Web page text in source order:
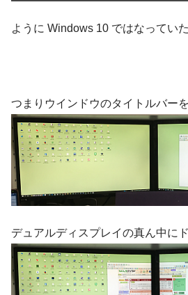
ように Windows 10 ではなってい
つまりウインドウのタイトルバー
デュアルディスプレイの真ん中に